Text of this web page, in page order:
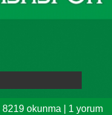
8219 okunma | 1 yorum